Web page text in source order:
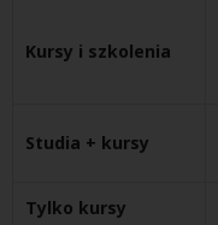
Kursy i szkolenia
Studia + kursy
Tylko kursy